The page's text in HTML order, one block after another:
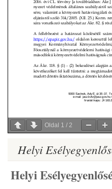
Oldal 1 / 2
Helyi
Helyi